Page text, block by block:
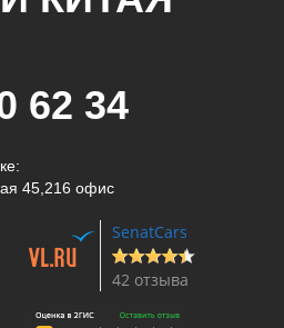
62 34
45,216 офис
SenatCars
42 отзыва